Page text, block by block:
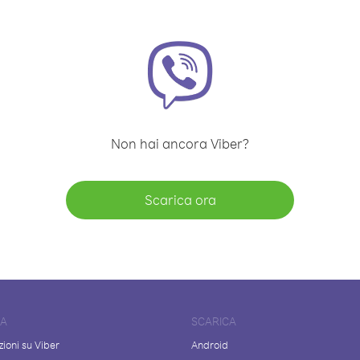
Non hai ancora Viber?
Scarica ora
su Viber
SCARICA
Android